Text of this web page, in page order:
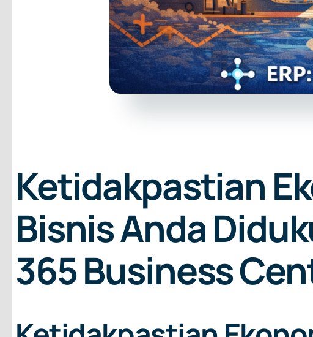
Ketidakpastian
Bisnis Anda
365 Business